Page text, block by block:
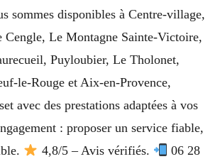
sommes disponibles à Centre-village,
Cengle, Le Montagne Sainte-Victoire,
Puyloubier, Le Tholonet,
le-Rouge et Aix-en-Provence,
avec des prestations adaptées à vos
: proposer un service fiable,
4,8/5 – Avis vérifiés.
06 28